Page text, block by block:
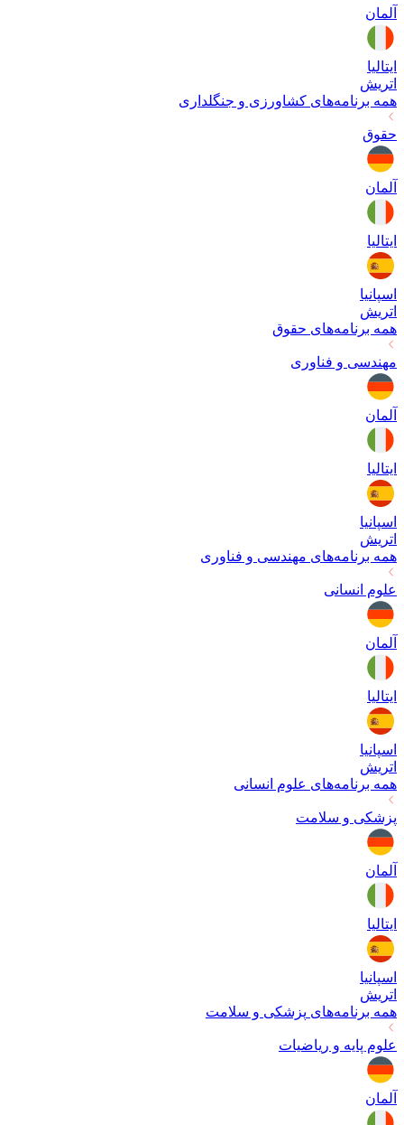
آلمان
ایتالیا
اتریش
همه برنامه‌های کشاورزی و جنگلداری
حقوق
آلمان
ایتالیا
اسپانیا
اتریش
همه برنامه‌های حقوق
مهندسی و فناوری
آلمان
ایتالیا
اسپانیا
اتریش
همه برنامه‌های مهندسی و فناوری
علوم انسانی
آلمان
ایتالیا
اسپانیا
اتریش
همه برنامه‌های علوم انسانی
پزشکی و سلامت
آلمان
ایتالیا
اسپانیا
اتریش
همه برنامه‌های پزشکی و سلامت
علوم پایه و ریاضیات
آلمان